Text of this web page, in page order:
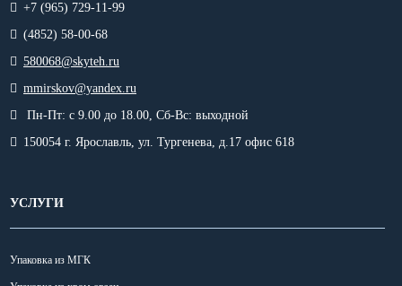
+7 (965) 729-11-99
(4852) 58-00-68
580068@skyteh.ru
mmirskov@yandex.ru
Пн-Пт: с 9.00 до 18.00, Сб-Вс: выходной
150054 г. Ярославль, ул. Тургенева, д.17 офис 618
УСЛУГИ
Упаковка из МГК